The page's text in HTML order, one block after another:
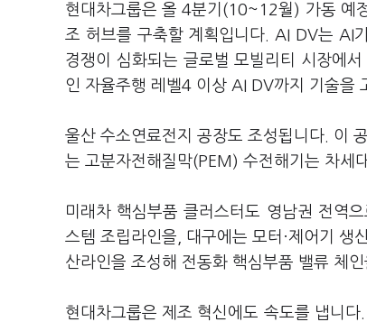
현대차그룹은 올 4분기(10~12월) 가동 예
조 허브를 구축할 계획입니다. AI DV는 AI
경쟁이 심화되는 글로벌 모빌리티 시장에
인 자율주행 레벨4 이상 AI DV까지 기술을
울산 수소연료전지 공장도 조성됩니다. 이
는 고분자전해질막(PEM) 수전해기는 차세
미래차 핵심부품 클러스터도 영남권 전역
스템 조립라인을, 대구에는 모터·제어기 생
산라인을 조성해 전동화 핵심부품 밸류 체
현대차그룹은 제조 혁신에도 속도를 냅니